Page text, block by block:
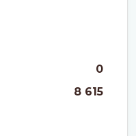
0
8 615